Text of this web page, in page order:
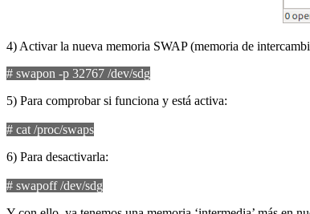
4) Activar la nueva memoria SWAP (memoria de
# swapon -p 32767 /dev/sdg
5) Para comprobar si funciona y está activa:
# cat /proc/swaps
6) Para desactivarla:
# swapoff /dev/sdg